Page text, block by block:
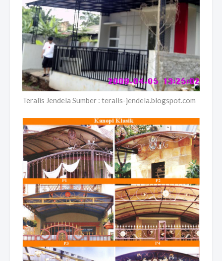
Teralis Jendela Sumber : teralis-jendela.blogspot.com